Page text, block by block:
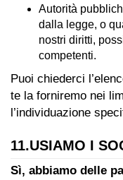
Autorità
dalla legge, o
nostri diritti,
competenti.
Puoi chiederci
te la forniremo nei
l’individuazione
11.USIAMO I
Sì, abbiamo delle